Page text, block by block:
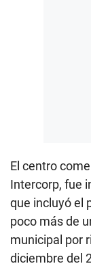
El centro
Intercorp, fue
que incluyó el
poco más de
municipal por
diciembre del